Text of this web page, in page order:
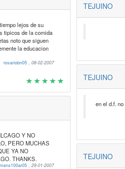
lejos de su
tipicos de la comida
noto que siguen
la educacion
rosariobn05,08-02-2007
Y NO
PERO MUCHAS
YA NO
THANKS.
,29-01-2007
TEJUINO
TEJUINO
en el d.f.
TEJUINO